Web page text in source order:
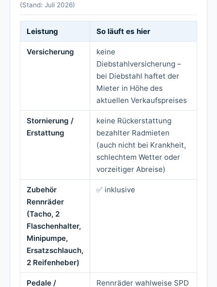
(Stand: Juli 2026)
Leistung So läuft es hier
Versicherung
keine
Diebstahlversicherung –
bei Diebstahl haftet der
Mieter in Höhe des
aktuellen Verkaufspreises
Stornierung /
Erstattung
keine Rückerstattung
bezahlter Radmieten
(auch nicht bei Krankheit,
schlechtem Wetter oder
vorzeitiger Abreise)
Zubehör
Rennräder
(Tacho, 2
Flaschenhalter,
Minipumpe,
Ersatzschlauch,
2 Reifenheber)
✅ inklusive
Pedale / Rennräder wahlweise SPD